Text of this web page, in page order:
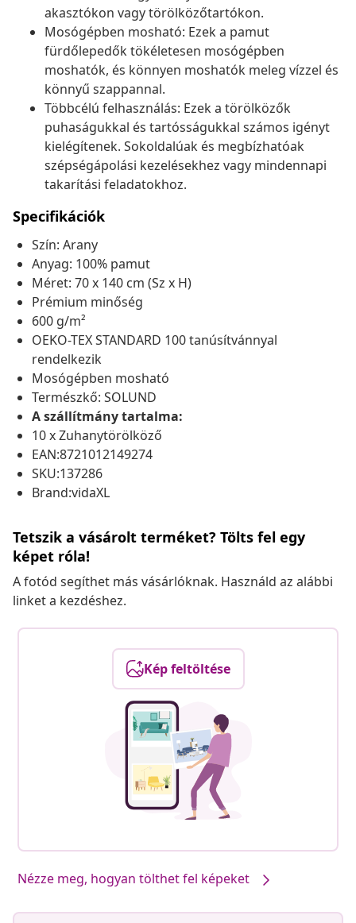
akasztókon vagy törölközőtartókon.
Mosógépben mosható: Ezek a pamut
fürdőlepedők tökéletesen mosógépben
moshatók, és könnyen moshatók meleg vízzel és
könnyű szappannal.
Többcélú felhasználás: Ezek a törölközők
puhaságukkal és tartósságukkal számos igényt
kielégítenek. Sokoldalúak és megbízhatóak
szépségápolási kezelésekhez vagy mindennapi
takarítási feladatokhoz.
Specifikációk
Szín: Arany
Anyag: 100% pamut
Méret: 70 x 140 cm (Sz x H)
Prémium minőség
600 g/m²
OEKO-TEX STANDARD 100 tanúsítvánnyal
rendelkezik
Mosógépben mosható
Természkő: SOLUND
A szállítmány tartalma:
10 x Zuhanytörölköző
EAN:8721012149274
SKU:137286
Brand:vidaXL
Tetszik a vásárolt terméket? Tölts fel egy
képet róla!
A fotód segíthet más vásárlóknak. Használd az alábbi
linket a kezdéshez.
Kép feltöltése
Nézze meg, hogyan tölthet fel képeket